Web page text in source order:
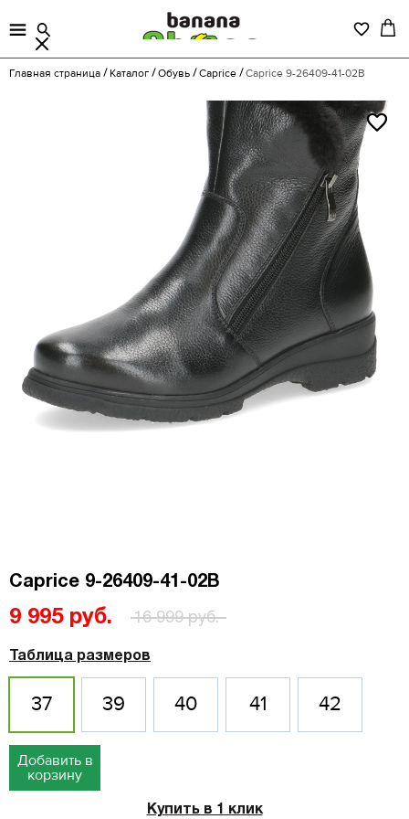
Главная страница Каталог Обувь Caprice Caprice 9-26409-41-02B
Caprice 9-26409-41-02B
9 995 руб. 16 999 руб.
Таблица размеров
37 39 40 41 42
Добавить в
корзину
Купить в 1 клик